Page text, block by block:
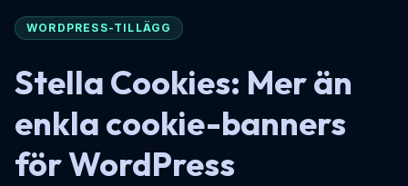
WORDPRESS-TILLÄGG
Stella Cookies: Mer än
enkla cookie-banners
för WordPress